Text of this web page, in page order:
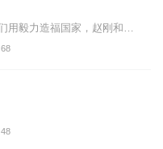
艰难险阻，生死考验，他们用毅力造福国家，赵刚和肖英的爱情也让人动容。
68
48